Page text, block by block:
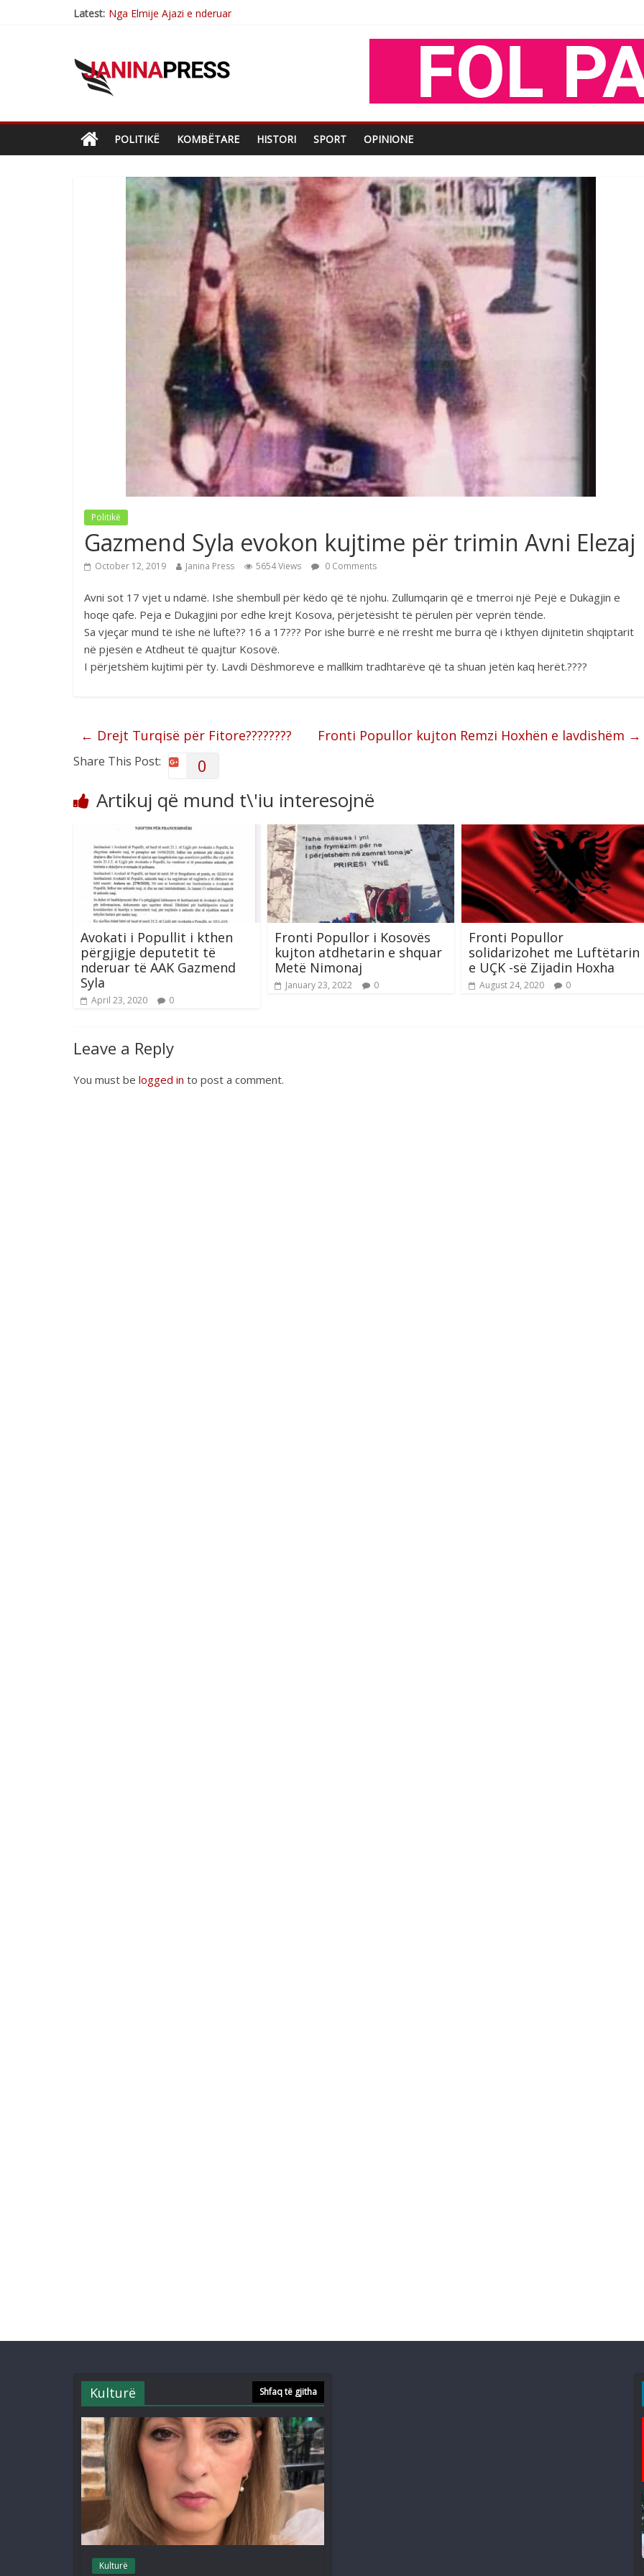
Latest: Brahim Çekaj njē veprimtar i respektuar i çeshtjës kombëtare
Çlirimtari Agron Gërvalla me takime pune në atdhe të shoqerisë Levizja
Mimoza Gjoni artiste e mirëfilltë e këngës shqiptare
POLITIKË KOMBËTARE HISTORI SPORT OPINIONE
Politikë
Gazmend Syla evokon kujtime për trimin Avni Elezaj
October 12, 2019 Janina Press 5654 Views 0 Comments
Avni sot 17 vjet u ndamë. Ishe shembull për këdo që të njohu. Zullumqarin që e tmerroi një Pejë e Dukagjin e
hoqe qafe. Peja e Dukagjini por edhe krejt Kosova, përjetësisht të përulen për veprën tënde.
Sa vjeçar mund të ishe në luftë?? 16 a 17??? Por ishe burrë e në rresht me burra që i kthyen dijnitetin shqiptarit
në pjesën e Atdheut të quajtur Kosovë.
I përjetshëm kujtimi për ty. Lavdi Dëshmoreve e mallkim tradhtarëve që ta shuan jetën kaq herët.????
← Drejt Turqisë për Fitore???????? Fronti Popullor kujton Remzi Hoxhën e lavdishëm →
Share This Post: 0
Artikuj që mund t\'iu interesojnë
Avokati i Popullit i kthen
përgjigje deputetit të
nderuar të AAK Gazmend
Syla
April 23, 2020 0
Fronti Popullor i Kosovës
kujton atdhetarin e shquar
Metë Nimonaj
January 23, 2022 0
Fronti Popullor
solidarizohet me Luftëtarin
e UÇK -së Zijadin Hoxha
August 24, 2020 0
Leave a Reply
You must be logged in to post a comment.
Kulturë Shfaq të gjitha
Kulturë